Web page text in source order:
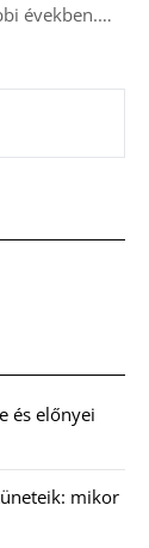
években.…
és előnyei
mikor